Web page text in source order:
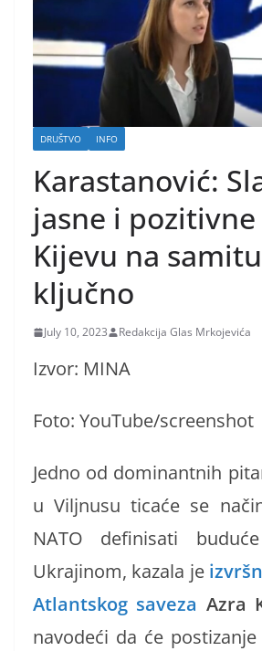
DRUŠTVO INFO
Karastanović:
jasne i
Kijevu na
ključno
July 10, 2023 Redakcija Glas Mrkojevića
Izvor: MINA
Foto: YouTube/screenshot
Jedno od dominantnih
u Viljnusu ticaće se
NATO definisati
Ukrajinom, kazala je
Atlantskog saveza Azra
navodeći da će